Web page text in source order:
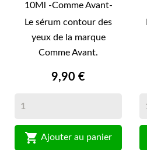
10Ml -Comme Avant-
Le sérum contour des
yeux de la marque
Comme Avant.
9,90 €
 Ajouter au panier